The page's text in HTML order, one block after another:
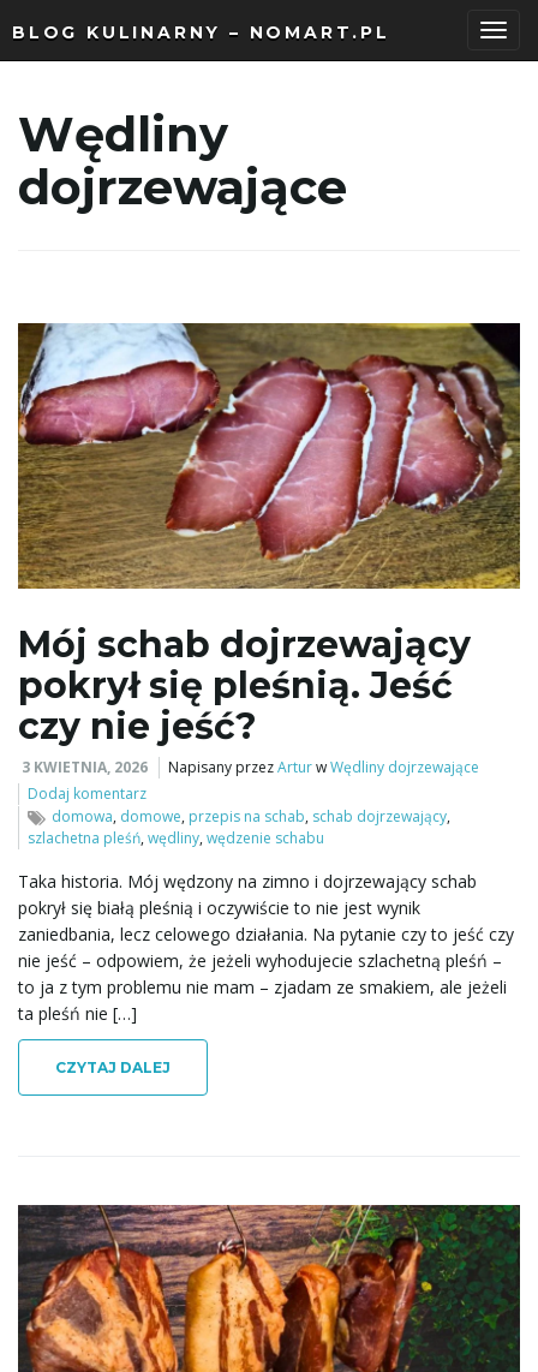
e
ł
ą
a
g
BLOG KULINARNY – NOMART.PL
Wędliny
dojrzewające
Mój schab dojrzewający
pokrył się pleśnią. Jeść
czy nie jeść?
3 KWIETNIA, 2026 Napisany przezArturwWędliny dojrzewające
Dodaj komentarz
domowa, domowe, przepis na schab, schab dojrzewający,
szlachetna pleśń,wędliny,wędzenie schabu
Taka historia. Mój wędzony na zimno i dojrzewający schab
pokrył się białą pleśnią i oczywiście to nie jest wynik
zaniedbania, lecz celowego działania. Na pytanie czy to jeść czy
nie jeść – odpowiem, że jeżeli wyhodujecie szlachetną pleśń –
to ja z tym problemu nie mam – zjadam ze smakiem, ale jeżeli
ta pleśń nie […]
CZYTAJ DALEJ